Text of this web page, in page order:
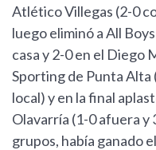
Atlético Villegas (2-0
luego eliminó a All
casa y 2-0 en el Diego
Sporting de Punta Alta
local) y en la final
Olavarría (1-0 afuera y
grupos, había ganado